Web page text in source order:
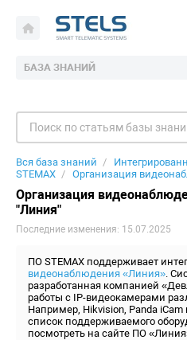
БАЗА ЗНАНИЙ
Вся база знаний
STEMAX
Организация
Организация
"Линия"
Последние изменения: 15.07.2025
ПО STEMAX поддерживает
видеонаблюдения «Линия».
разработанная компанией
работы с IP-видеокамерами
Например, Hikvision, Panda
список поддерживаемого
посмотреть на сайте ПО